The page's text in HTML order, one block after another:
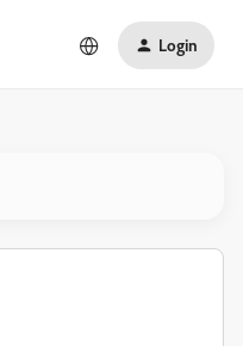
Login